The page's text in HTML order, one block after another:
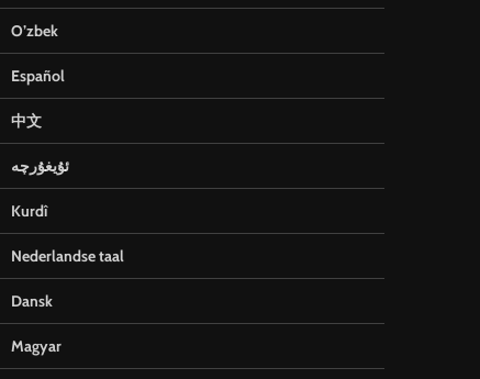
O’zbek
Español
中文
ئۇيغۇرچە
Kurdî
Nederlandse taal
Dansk
Magyar